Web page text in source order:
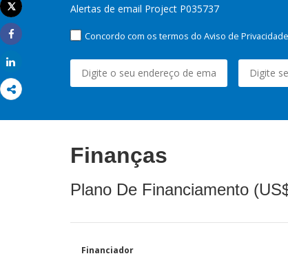
Imprimir
Tweet
Share
Alertas de email Project P035737
Concordo com os termos do Aviso de
Finanças
Plano De Financiamento
Financiador